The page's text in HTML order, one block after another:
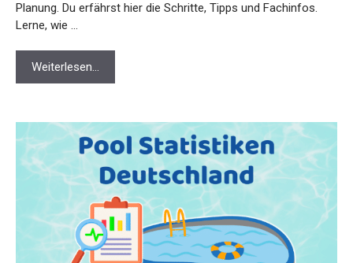
Planung. Du erfährst hier die Schritte, Tipps und Fachinfos.
Lerne, wie …
Weiterlesen…